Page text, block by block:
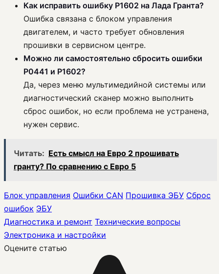
Как исправить ошибку P1602 на Лада Гранта?
Ошибка связана с блоком управления
двигателем, и часто требует обновления
прошивки в сервисном центре.
Можно ли самостоятельно сбросить ошибки
P0441 и P1602?
Да, через меню мультимедийной системы или
диагностический сканер можно выполнить
сброс ошибок, но если проблема не устранена,
нужен сервис.
Читать: Есть смысл на Евро 2 прошивать
гранту? По сравнению с Евро 5
Блок управления Ошибки CAN Прошивка ЭБУ Сброс
ошибок ЭБУ
Диагностика и ремонт Технические вопросы
Электроника и настройки
Оцените статью